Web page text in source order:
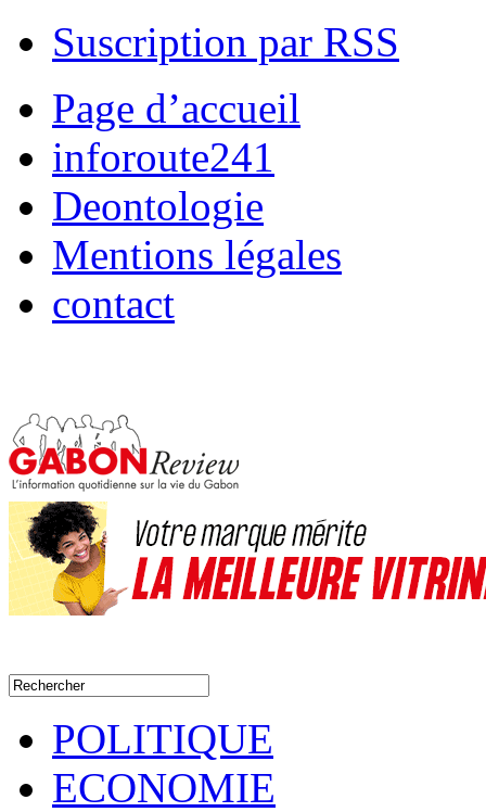
Suscription par RSS
Page d’accueil
inforoute241
Deontologie
Mentions légales
contact
POLITIQUE
ECONOMIE